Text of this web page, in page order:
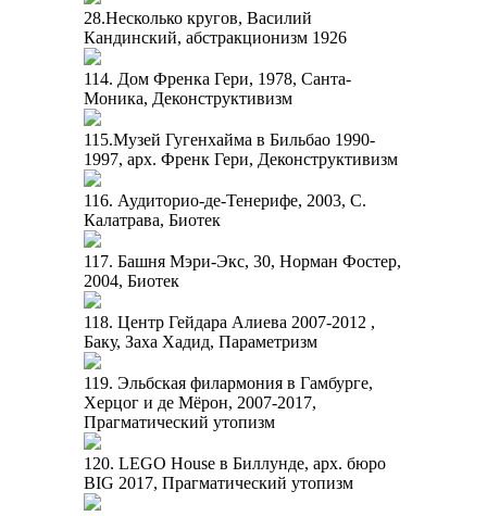
28.Несколько кругов, Василий
Кандинский, абстракционизм 1926
114. Дом Френка Гери, 1978, Санта-
Моника, Деконструктивизм
115.Музей Гугенхайма в Бильбао 1990-
1997, арх. Френк Гери, Деконструктивизм
116. Аудиторио-де-Тенерифе, 2003, С.
Калатрава, Биотек
117. Башня Мэри-Экс, 30, Норман Фостер,
2004, Биотек
118. Центр Гейдара Алиева 2007-2012 ,
Баку, Заха Хадид, Параметризм
119. Эльбская филармония в Гамбурге,
Херцог и де Мёрон, 2007-2017,
Прагматический утопизм
120. LEGO House в Биллунде, арх. бюро
BIG 2017, Прагматический утопизм